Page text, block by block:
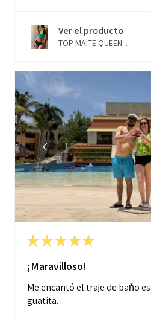
Ver el producto
TOP MAITE QUEEN...
★★★★★
¡Maravilloso!
Me encantó el traje de baňo
guatita.